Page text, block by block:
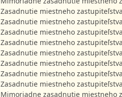
Zasadnutie miestneho
Zasadnutie miestneho
Zasadnutie miestneho
Zasadnutie miestneho
Zasadnutie miestneho
Zasadnutie miestneho
Zasadnutie miestneho
Zasadnutie miestneho
Mimoriadne zasadnutie miestneho